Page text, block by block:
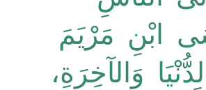
ابْنِ مَرْيَمَ
وَالآخِرَةِ،